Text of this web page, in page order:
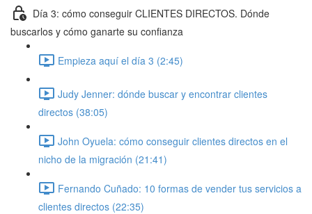
Día 3: cómo conseguir CLIENTES DIRECTOS. Dónde
buscarlos y cómo ganarte su confianza
Empieza aquí el día 3 (2:45)
Judy Jenner: dónde buscar y encontrar clientes
directos (38:05)
John Oyuela: cómo conseguir clientes directos en el
nicho de la migración (21:41)
Fernando Cuñado: 10 formas de vender tus servicios a
clientes directos (22:35)